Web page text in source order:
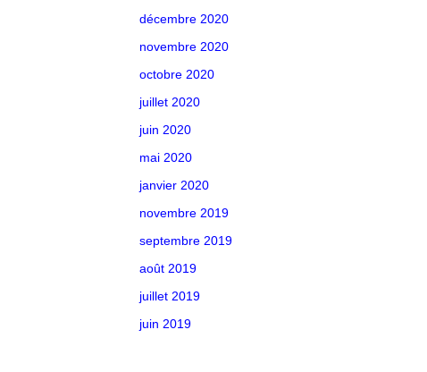
décembre 2020
novembre 2020
octobre 2020
juillet 2020
juin 2020
mai 2020
janvier 2020
novembre 2019
septembre 2019
août 2019
juillet 2019
juin 2019